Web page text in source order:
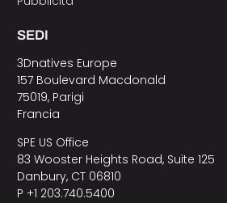
SEDI
3Dnatives Europe
157 Boulevard Macdonald
75019, Parigi
Francia
SPE US Office
83 Wooster Heights Road, Suite 125
Danbury, CT 06810
P +1 203.740.5400